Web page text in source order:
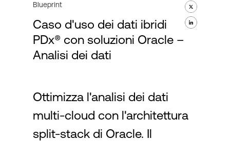
Chi Siamo
Accesso
Blueprint
Caso d'uso dei dati ibridi
PDx® con soluzioni Oracle –
Analisi dei dati
Ottimizza l'analisi dei dati
multi-cloud con l'architettura
split-stack di Oracle. Il